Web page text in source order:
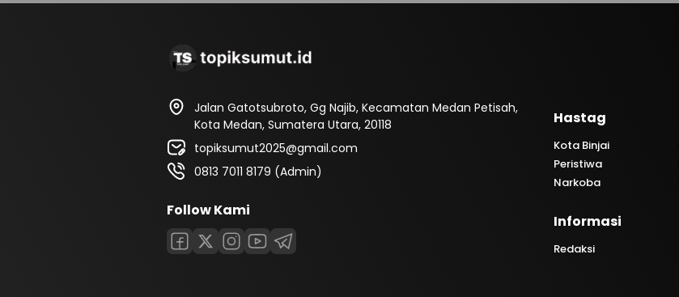
Jalan Gatotsubroto, Gg Najib, Kecamatan Medan Petisah,
Kota Medan, Sumatera Utara, 20118
topiksumut2025@gmail.com
0813 7011 8179 (Admin)
Follow Kami
Hastag
Kota Binjai
Peristiwa
Narkoba
Informasi
Redaksi